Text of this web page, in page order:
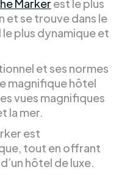
Marker est le plus
et se trouve dans le
plus dynamique et
et ses normes
magnifique hôtel
vues magnifiques
la mer.
est
tout en offrant
hôtel de luxe.